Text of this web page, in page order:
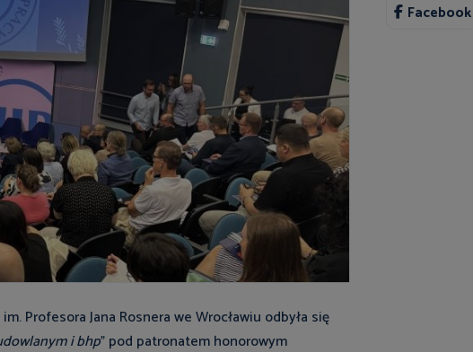
Profesora Jana Rosnera we Wrocławiu odbyła się
i bhp” pod patronatem honorowym
Facebook